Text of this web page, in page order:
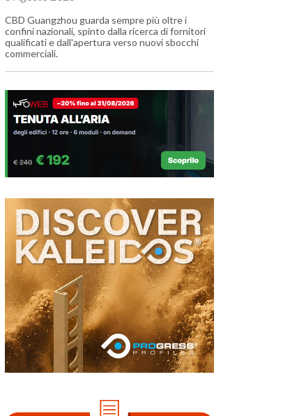
CBD Guangzhou guarda sempre più oltre i
confini nazionali, spinto dalla ricerca di fornitori
qualificati e dall'apertura verso nuovi sbocchi
commerciali.